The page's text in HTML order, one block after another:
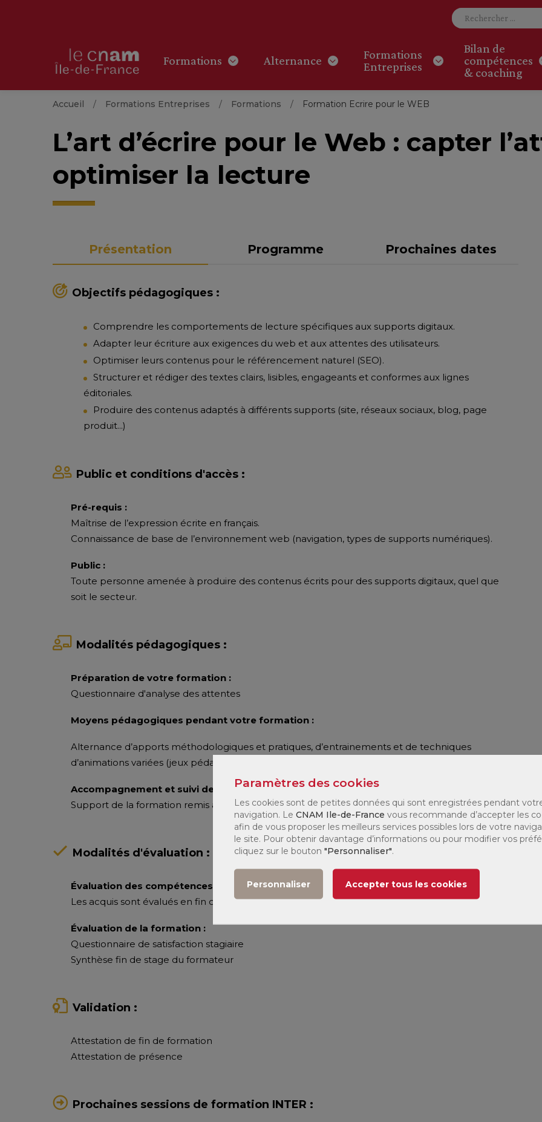
Formations Alternance
Formations
Entreprises
Bilan de
compétences
& coaching
Accueil Formations Entreprises Formations Formation Ecrire pour le WEB
L’art d’écrire pour le Web : capter
optimiser la lecture
Présentation Programme Prochaines dates
Objectifs pédagogiques :
Comprendre les comportements de lecture spécifiques aux supports digitaux.
Adapter leur écriture aux exigences du web et aux attentes des utilisateurs.
Optimiser leurs contenus pour le référencement naturel (SEO).
Structurer et rédiger des textes clairs, lisibles, engageants et conformes aux lignes
éditoriales.
Produire des contenus adaptés à différents supports (site, réseaux sociaux, blog, page
produit...)
Public et conditions d'accès :
Pré-requis :
Maîtrise de l’expression écrite en français.
Connaissance de base de l’environnement web (navigation, types de supports numériques).
Public :
Toute personne amenée à produire des contenus écrits pour des supports digitaux, quel que
soit le secteur.
Modalités pédagogiques :
Préparation de votre formation :
Questionnaire d'analyse des attentes
Moyens pédagogiques pendant votre formation :
Alternance d’apports méthodologiques et pratiques, d’entrainements et de techniques
d’animations variées (jeux pédagogiques, travaux de sous-groupes, jeux de rôles...).
Accompagnement et suivi de la formation :
Support de la formation remis aux participants
Modalités d'évaluation :
Évaluation des compétences :
Les acquis sont évalués en fin de formation par un quiz.
Évaluation de la formation :
Questionnaire de satisfaction stagiaire
Synthèse fin de stage du formateur
Validation :
Attestation de fin de formation
Attestation de présence
Prochaines sessions de formation INTER :
Paramètres des cookies
Les cookies sont de petites données qui sont enregistrées pendant
navigation. Le CNAM Ile-de-France vous recommande d’accepter les
afin de vous proposer les meilleurs services possibles lors de votre
le site. Pour obtenir davantage d’informations ou pour modifier vos
cliquez sur le bouton "Personnaliser".
Personnaliser Accepter tous les cookies